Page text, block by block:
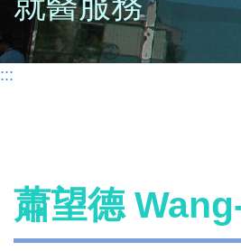
:::
蕭望德